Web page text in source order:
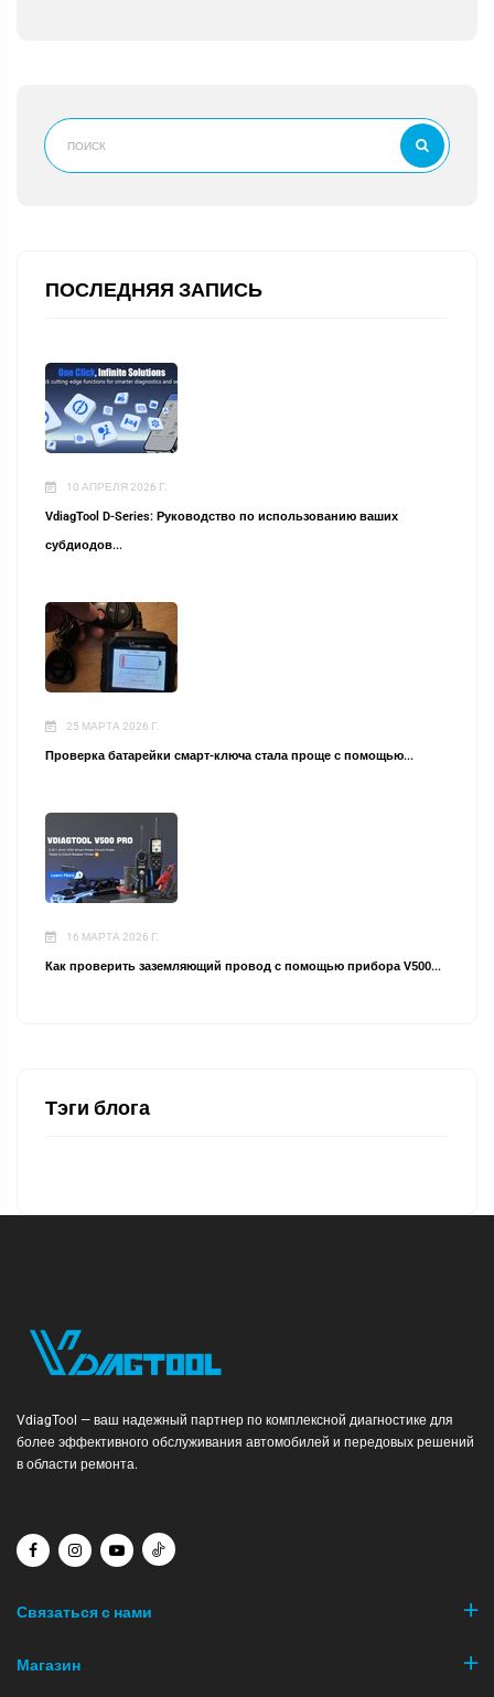
ПОСЛЕДНЯЯ ЗАПИСЬ
10 АПРЕЛЯ 2026 Г.
VdiagTool D-Series: Руководство по использованию ваших
субдиодов...
25 МАРТА 2026 Г.
Проверка батарейки смарт-ключа стала проще с помощью...
16 МАРТА 2026 Г.
Как проверить заземляющий провод с помощью прибора V500...
Тэги блога
VdiagTool — ваш надежный партнер по комплексной диагностике для
более эффективного обслуживания автомобилей и передовых решений
в области ремонта.
Связаться с нами
Магазин